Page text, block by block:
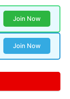
Join Now
Join Now